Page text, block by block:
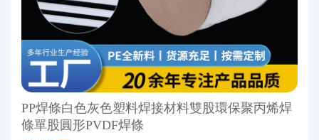
PP焊條白色灰色塑料焊接材料雙股環保聚丙烯焊
條單股圓形PVDF焊條